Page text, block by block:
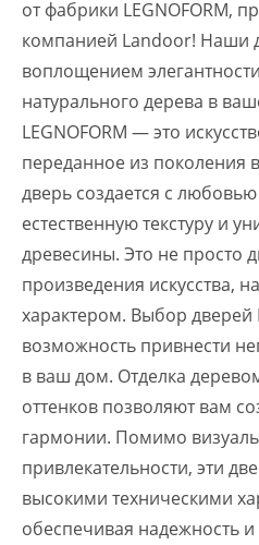
от фабрики LEGNOFORM,
компанией Landoor! Наши
воплощением
натурального дерева в
LEGNOFORM — это
переданное из поколения
дверь создается с
естественную текстуру и
древесины. Это не просто
произведения искусства,
характером. Выбор дверей
возможность привнести
в ваш дом. Отделка
оттенков позволяют вам
гармонии. Помимо
привлекательности, эти
высокими техническими
обеспечивая надежность и